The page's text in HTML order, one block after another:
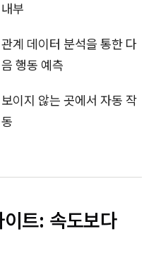
내부
관계 데이터 분석을 통한 다
음 행동 예측
보이지 않는 곳에서 자동 작
동
트: 속도보다